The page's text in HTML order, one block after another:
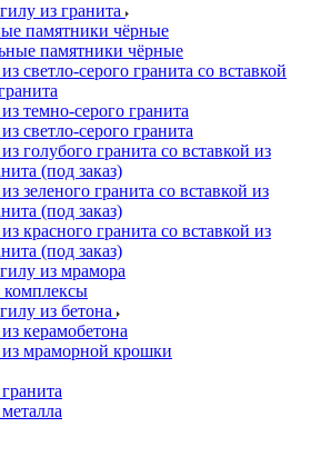
из гранита
памятники чёрные
памятники чёрные
светло-серого гранита со вставкой
темно-серого гранита
светло-серого гранита
голубого гранита со вставкой из
(под заказ)
зеленого гранита со вставкой из
(под заказ)
красного гранита со вставкой из
(под заказ)
из мрамора
из бетона
керамобетона
мраморной крошки